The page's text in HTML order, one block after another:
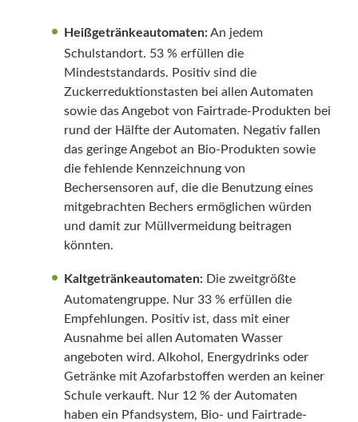
Heißgetränkeautomaten:An jedem
Schulstandort. 53 % erfüllen die
Mindeststandards. Positiv sind die
Zuckerreduktionstasten bei allen Automaten
sowie das Angebot von Fairtrade-Produkten bei
rund der Hälfte der Automaten. Negativ fallen
das geringe Angebot an Bio-Produkten sowie
die fehlende Kennzeichnung von
Bechersensoren auf, die die Benutzung eines
mitgebrachten Bechers ermöglichen würden
und damit zur Müllvermeidung beitragen
könnten.
Kaltgetränkeautomaten: Die zweitgrößte
Automatengruppe. Nur 33 % erfüllen die
Empfehlungen. Positiv ist, dass mit einer
Ausnahme bei allen Automaten Wasser
angeboten wird. Alkohol, Energydrinks oder
Getränke mit Azofarbstoffen werden an keiner
Schule verkauft. Nur 12 % der Automaten
haben ein Pfandsystem, Bio- und Fairtrade-